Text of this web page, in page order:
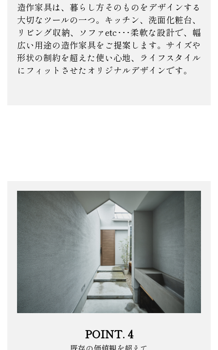
造作家具は、暮らし方そのものをデザインする
大切なツールの一つ。キッチン、洗面化粧台、
リビング収納、ソファetc･･･柔軟な設計で、幅
広い用途の造作家具をご提案します。サイズや
形状の制約を超えた使い心地、ライフスタイル
にフィットさせたオリジナルデザインです。
POINT. 4